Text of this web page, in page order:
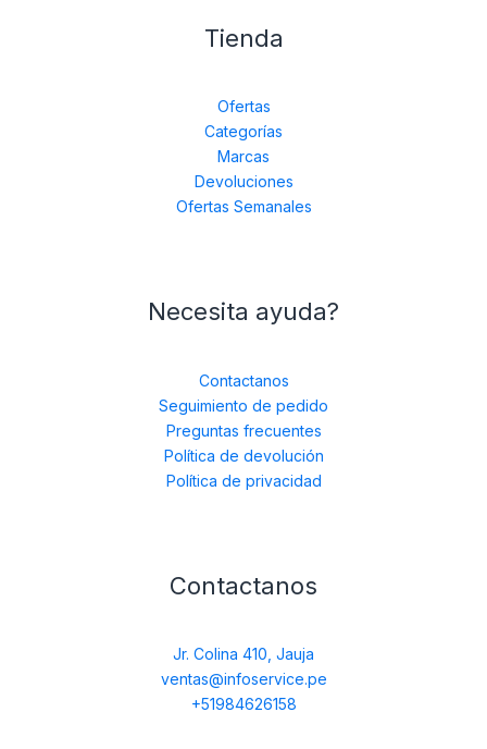
Tienda
Ofertas
Categorías
Marcas
Devoluciones
Ofertas Semanales
Necesita ayuda?
Contactanos
Seguimiento de pedido
Preguntas frecuentes
Política de devolución
Política de privacidad
Contactanos
Jr. Colina 410, Jauja
ventas@infoservice.pe
+51984626158